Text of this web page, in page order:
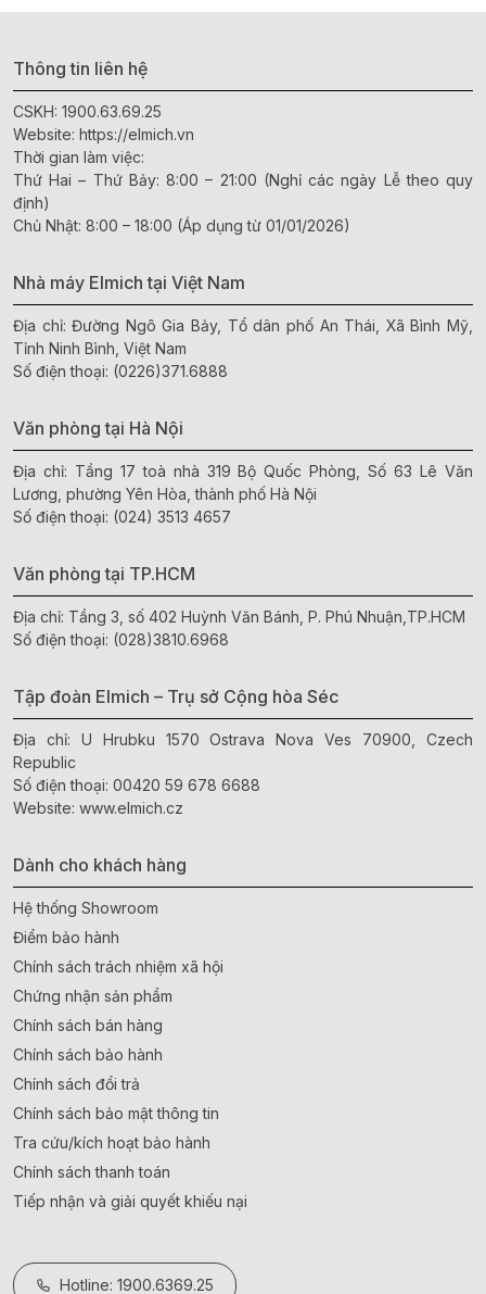
Thông tin liên hệ
CSKH: 1900.63.69.25
Website: https://elmich.vn
Thời gian làm việc:
Thứ Hai – Thứ Bảy: 8:00 – 21:00 (Nghỉ các ngày Lễ theo quy
định)
Chủ Nhật: 8:00 – 18:00 (Áp dụng từ 01/01/2026)
Nhà máy Elmich tại Việt Nam
Địa chỉ: Đường Ngô Gia Bảy, Tổ dân phố An Thái, Xã Bình Mỹ,
Tỉnh Ninh Bình, Việt Nam
Số điện thoại: (0226)371.6888
Văn phòng tại Hà Nội
Địa chỉ: Tầng 17 toà nhà 319 Bộ Quốc Phòng, Số 63 Lê Văn
Lương, phường Yên Hòa, thành phố Hà Nội
Số điện thoại: (024) 3513 4657
Văn phòng tại TP.HCM
Địa chỉ: Tầng 3, số 402 Huỳnh Văn Bánh, P. Phú Nhuận,TP.HCM
Số điện thoại: (028)3810.6968
Tập đoàn Elmich – Trụ sở Cộng hòa Séc
Địa chỉ: U Hrubku 1570 Ostrava Nova Ves 70900, Czech
Republic
Số điện thoại: 00420 59 678 6688
Website: www.elmich.cz
Dành cho khách hàng
Hệ thống Showroom
Điểm bảo hành
Chính sách trách nhiệm xã hội
Chứng nhận sản phẩm
Chính sách bán hàng
Chính sách bảo hành
Chính sách đổi trả
Chính sách bảo mật thông tin
Tra cứu/kích hoạt bảo hành
Chính sách thanh toán
Tiếp nhận và giải quyết khiếu nại
Hotline: 1900.6369.25